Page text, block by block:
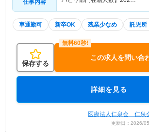
仕事内容
車通勤可 新卒OK 残業少なめ 託児所
保存する
この求人を問い合
詳細を見る
医療法人仁泉会 仁泉
更新日：2026/